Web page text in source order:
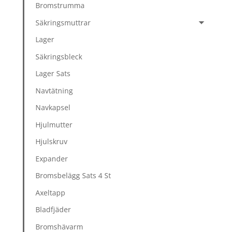
Bromstrumma
Säkringsmuttrar
Lager
Säkringsbleck
Lager Sats
Navtätning
Navkapsel
Hjulmutter
Hjulskruv
Expander
Bromsbelägg Sats 4 St
Axeltapp
Bladfjäder
Bromshävarm